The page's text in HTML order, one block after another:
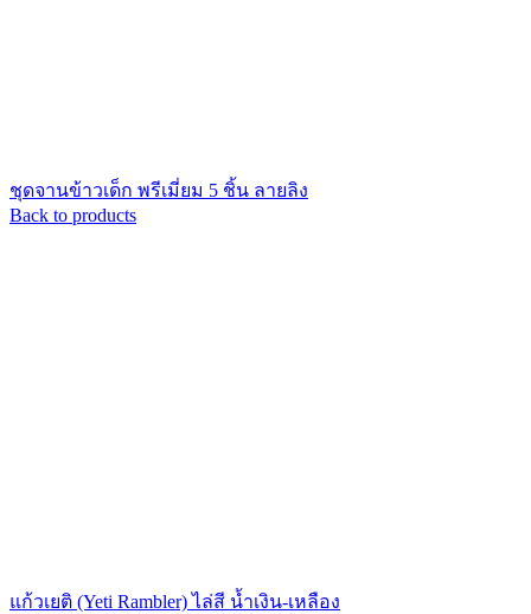
ชุดจานข้าวเด็ก พรีเมี่ยม 5 ชิ้น ลายลิง
Back to products
แก้วเยติ (Yeti Rambler) ไล่สี น้ำเงิน-เหลือง